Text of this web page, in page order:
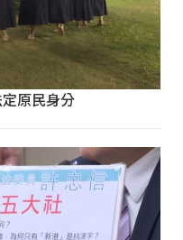
原民身分